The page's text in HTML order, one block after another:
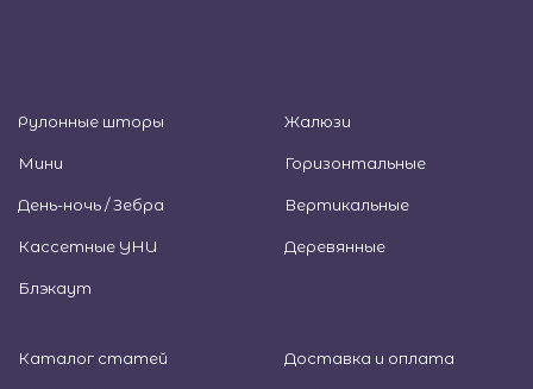
Рулонные шторы
Мини
День-ночь / Зебра
Кассетные УНИ
Блэкаут
Жалюзи
Горизонтальные
Вертикальные
Деревянные
Каталог статей Доставка и оплата